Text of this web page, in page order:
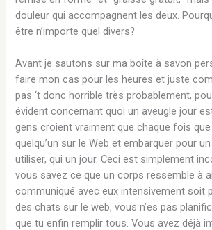
douleur qui accompagnent les deux.
être n’importe quel divers?
Avant je sautons sur ma boîte à savon
faire mon cas pour les heures et juste
pas ‘t donc horrible très probablement,
évident concernant quoi un aveugle jour
gens croient vraiment que chaque fois
quelqu’un sur le Web et embarquer pour
utiliser, qui un jour. Ceci est simplement
vous savez ce que un corps ressemble à
communiqué avec eux intensivement soit
des chats sur le web, vous n’es pas
que tu enfin remplir tous. Vous avez déjà